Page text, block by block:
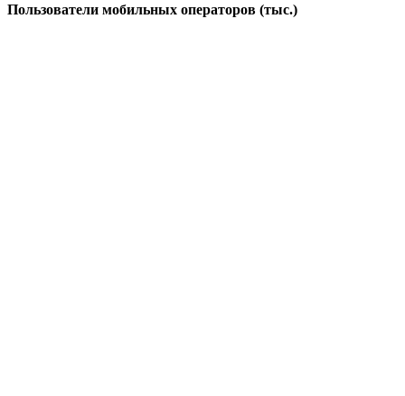
Пользователи мобильных операторов (тыс.)